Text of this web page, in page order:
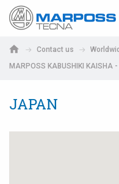
Marposs
Contact us
MARPOSS KABUSHIKI
JAPAN
日本
LOGIN PASSWORD